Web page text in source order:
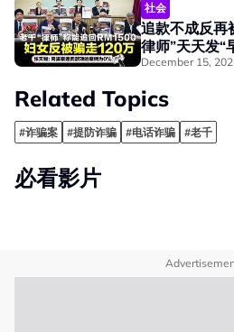
社会
追款不成反
律师”天天发“
December 15,
Related Topics
#诈骗案 #提防诈骗 #电话诈骗 #老千
必看影片